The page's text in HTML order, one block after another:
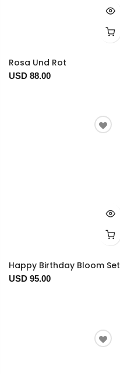
Rosa Und Rot
USD 88.00
Happy Birthday Bloom Set
USD 95.00